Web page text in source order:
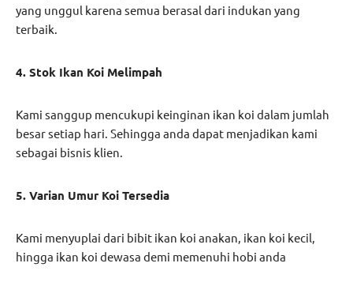
yang unggul karena semua berasal dari indukan yang
terbaik.
4. Stok Ikan Koi Melimpah
Kami sanggup mencukupi keinginan ikan koi dalam jumlah
besar setiap hari. Sehingga anda dapat menjadikan kami
sebagai bisnis klien.
5. Varian Umur Koi Tersedia
Kami menyuplai dari bibit ikan koi anakan, ikan koi kecil,
hingga ikan koi dewasa demi memenuhi hobi anda